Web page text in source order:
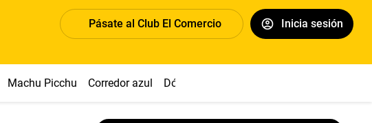
Pásate al Club El Comercio Inicia sesión
Machu Picchu Corredor azul Dólar